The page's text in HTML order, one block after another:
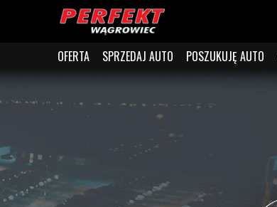
OFERTA SPRZEDAJ AUTO POSZUKUJĘ AUTO